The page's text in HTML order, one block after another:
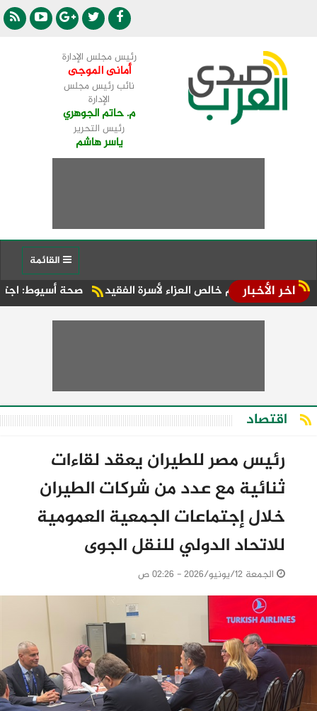
رئيس مجلس الإدارة
أمانى الموجى
نائب رئيس مجلس
الإدارة
م. حاتم الجوهري
رئيس التحرير
ياسر هاشم
اخر الأخبار صحة أسيوط: اجتماع موسع خالص العزاء لأسرة الفقيد
اقتصاد
رئيس مصر للطيران يعقد لقاءات
ثنائية مع عدد من شركات الطيران
خلال إجتماعات الجمعية العمومية
للاتحاد الدولي للنقل الجوى
الجمعة 12/يونيو/2026 - 02:26 ص